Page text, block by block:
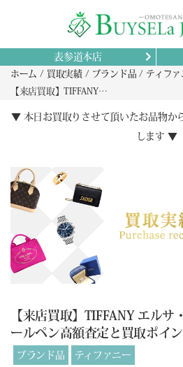
表参道本店
ホーム 買取実績 ブランド品
ティファ
【来店買取】TIFFANY エルサ・ペレッティSV925ボールペン高額査定と買取ポイント完全ガイド
▼ 本日お買取りさせて頂いたお品物か
します ▼
【来店買取】TIFFANY エルサ
ールペン高額査定と買取ポイ
ブランド品 ティファニー